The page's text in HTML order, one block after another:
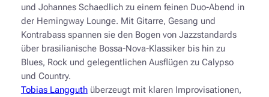
und Johannes Schaedlich zu einem feinen Duo-Abend in
der Hemingway Lounge. Mit Gitarre, Gesang und
Kontrabass spannen sie den Bogen von Jazzstandards
über brasilianische Bossa-Nova-Klassiker bis hin zu
Blues, Rock und gelegentlichen Ausflügen zu Calypso
und Country.
Tobias Langguthüberzeugt mit klaren Improvisationen,